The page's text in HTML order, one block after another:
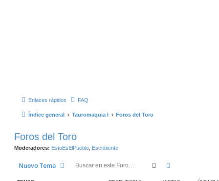
Enlaces rápidos FAQ
Índice general Tauromaquia I Foros del Toro
Foros del Toro
Moderadores: EstoEsElPueblo Escribiente
Nuevo Tema Buscar